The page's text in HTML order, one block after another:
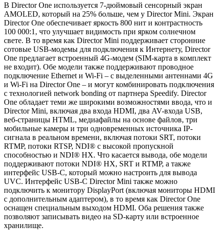
В Director One используется 7-дюймовый сенсорный экран
AMOLED, который на 25% больше, чем у Director Mini. Экран
Director One обеспечивает яркость 800 нит и контрастность
100 000:1, что улучшает видимость при ярком солнечном
свете. В то время как Director Mini поддерживает сторонние
сотовые USB-модемы для подключения к Интернету, Director
One предлагает встроенный 4G-модем (SIM-карта в комплект
не входит). Обе модели также поддерживают проводное
подключение Ethernet и Wi-Fi – с выделенными антеннами 4G
и Wi-Fi на Director One – и могут комбинировать подключения
с технологией network bonding от партнера Speedify. Director
One обладает теми же широкими возможностями ввода, что и
Director Mini, включая два входа HDMI, два AV-входа USB,
веб-страницы HTML, медиафайлы на основе файлов, три
мобильные камеры и три одновременных источника IP-
сигнала в реальном времени, включая потоки SRT, потоки
RTMP, потоки RTSP, NDI® с высокой пропускной
способностью и NDI® HX. Что касается вывода, обе модели
поддерживают потоки NDI® HX, SRT и RTMP, а также
интерфейс USB-C, который можно настроить для вывода
UVC. Интерфейс USB-C Director Mini также можно
подключить к монитору DisplayPort (включая мониторы HDMI
с дополнительным адаптером), в то время как Director One
оснащен специальным выходом HDMI. Оба решения также
позволяют записывать видео на SD-карту или встроенное
хранилище.